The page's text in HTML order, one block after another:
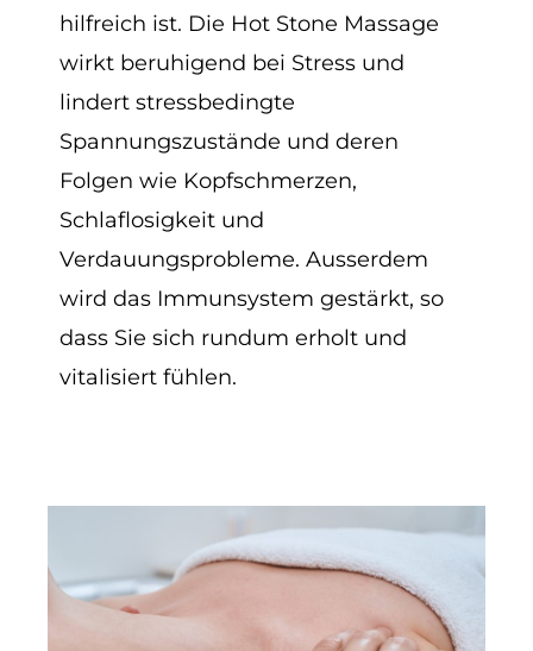
hilfreich ist. Die Hot Stone Massage
wirkt beruhigend bei Stress und
lindert stressbedingte
Spannungszustände und deren
Folgen wie Kopfschmerzen,
Schlaflosigkeit und
Verdauungsprobleme. Ausserdem
wird das Immunsystem gestärkt, so
dass Sie sich rundum erholt und
vitalisiert fühlen.